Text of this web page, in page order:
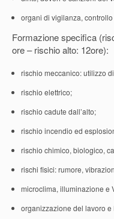
organi di vigilanza,
Formazione specifica
ore – rischio alto: 12ore):
rischio meccanico: utilizzo
rischio elettrico;
rischio cadute dall’alto;
rischio incendio ed
rischio chimico, biologico,
rischi fisici: rumore,
microclima, illuminazione e
organizzazione del lavoro e